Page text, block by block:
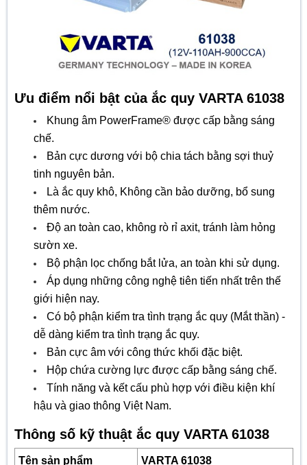
Ưu điểm nổi bật của ắc quy VARTA 61038
Khung âm PowerFrame® được cấp bằng sáng
chế.
Bản cực dương với bộ chia tách bằng sợi thuỷ
tinh nguyên bản.
Là ắc quy khô, Không cần bảo dưỡng, bổ sung
thêm nước.
Độ an toàn cao, không rò rỉ axit, tránh làm hỏng
sườn xe.
Bộ phận lọc chống bắt lửa, an toàn khi sử dụng.
Áp dụng những công nghệ tiên tiến nhất trên thế
giới hiện nay.
Có bộ phận kiểm tra tình trạng ắc quy (Mắt thần) -
dễ dàng kiểm tra tình trạng ắc quy.
Bản cực âm với công thức khối đặc biệt.
Hộp chứa cường lực được cấp bằng sáng chế.
Tính năng và kết cấu phù hợp với điều kiện khí
hậu và giao thông Việt Nam.
Thông số kỹ thuật ắc quy VARTA 61038
Tên sản phẩm VARTA 61038